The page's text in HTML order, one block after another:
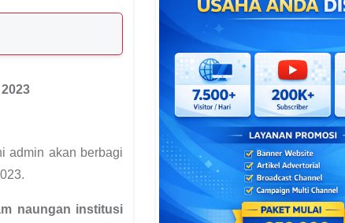
admin akan berbagi
naungan institusi